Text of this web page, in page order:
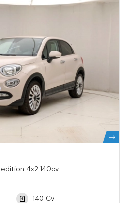
4x2 140cv
140 Cv